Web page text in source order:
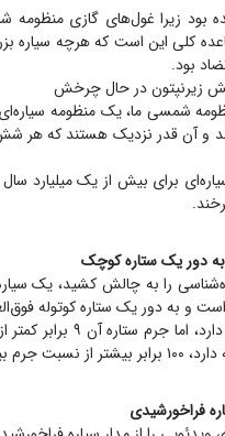
بود زیرا غول‌های گازی
کلی این است که هرچه سیاره
بود.
۱۰۰ سال نوری از منظومه شمسی ما، یک
و آن قدر نزدیک هستند که هر شش
برای بیش از یک میلیارد
این سیاره از نظر